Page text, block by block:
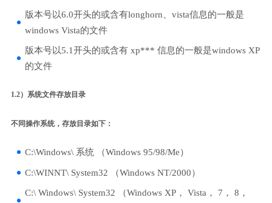
版本号以6.0开头的或含有longhorn、vista信息的一般是
windows Vista的文件
版本号以5.1开头的或含有 xp*** 信息的一般是windows XP
的文件
1.2）系统文件存放目录
不同操作系统，存放目录如下：
C:\Windows\ 系统 （Windows 95/98/Me）
C:\WINNT\ System32 （Windows NT/2000）
C:\ Windows\ System32 （Windows XP， Vista， 7， 8，